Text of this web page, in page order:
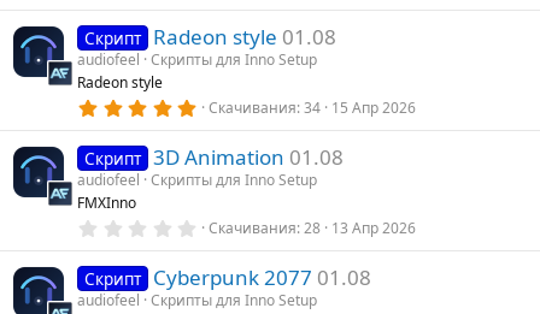
е
су
р
с
0
з
в
з
Скрипт Radeon style 01.08
audiofeel Скрипты для Inno Setup
Radeon style
5
0
з
в
з
Скачивания 34 15 Апр 2026
Скрипт 3D Animation 01.08
audiofeel Скрипты для Inno Setup
FMXInno
0
0
з
Скачивания 28 13 Апр 2026
Скрипт Cyberpunk 2077 01.08
audiofeel Скрипты для Inno Setup